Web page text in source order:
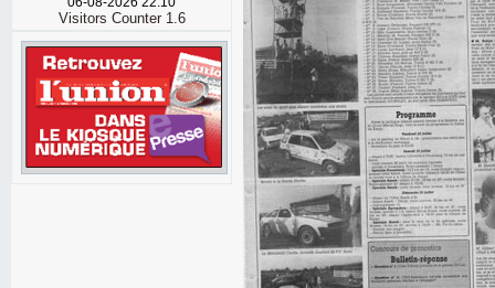
Visitors Counter 1.6